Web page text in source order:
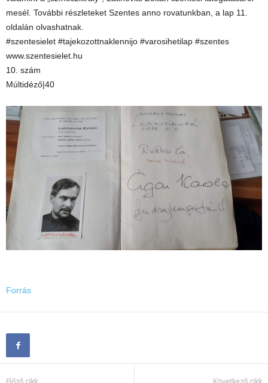
mesél. További részleteket Szentes anno rovatunkban, a lap 11.
oldalán olvashatnak.
#szentesielet #tajekozottnaklennijo #varosihetilap #szentes
www.szentesielet.hu
10. szám
Múltidéző|40
Forrás